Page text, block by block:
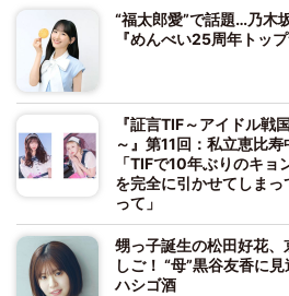
“福太郎愛”で話題…乃木
『めんべい25周年トッ
『証言TIF～アイドル戦
～』第11回：私立恵比
「TIFで10年ぶりのキ
を完全に引かせてしま
って」
甥っ子誕生の松田好花、
しご！ “母”黒谷友香に
ハシゴ酒